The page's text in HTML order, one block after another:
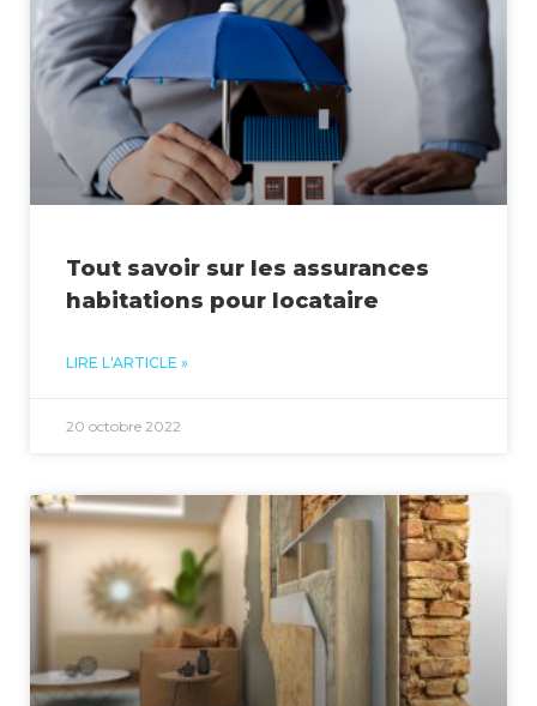
Tout savoir sur les assurances
habitations pour locataire
LIRE L'ARTICLE »
20 octobre 2022